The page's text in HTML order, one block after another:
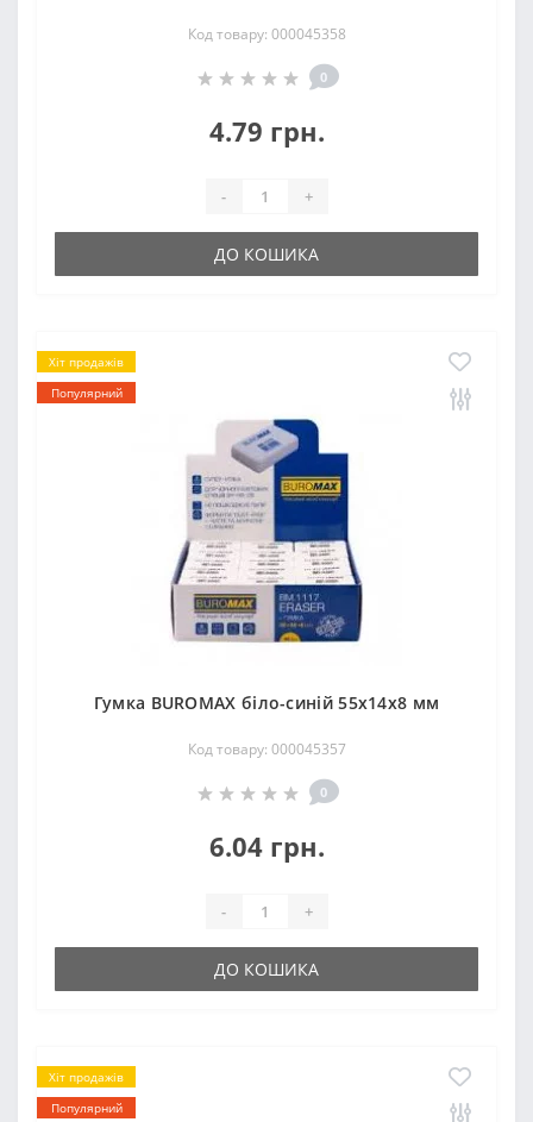
Код товару: 000045358
0
4.79 грн.
- +
ДО КОШИКА
Хіт продажів
Популярний
Гумка ВUROМAX біло-синій 55x14x8 мм
Код товару: 000045357
0
6.04 грн.
- +
ДО КОШИКА
Хіт продажів
Популярний